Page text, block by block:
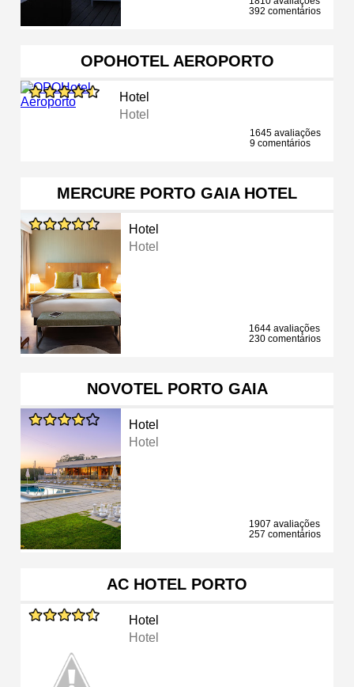
392 comentários
OPOHOTEL AEROPORTO
Hotel
Hotel
1645 avaliações
9 comentários
MERCURE PORTO GAIA HOTEL
Hotel
Hotel
1644 avaliações
230 comentários
NOVOTEL PORTO GAIA
Hotel
Hotel
1907 avaliações
257 comentários
AC HOTEL PORTO
Hotel
Hotel